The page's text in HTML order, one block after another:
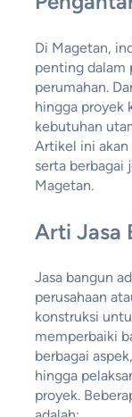
Di Magetan,
penting dalam
perumahan.
hingga proyek
kebutuhan
Artikel ini akan
serta berbagai
Magetan.
Arti Jasa
Jasa bangun
perusahaan
konstruksi
memperbaiki
berbagai
hingga
proyek.